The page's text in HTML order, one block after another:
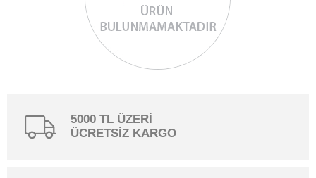
5000 TL ÜZERİ
ÜCRETSİZ KARGO